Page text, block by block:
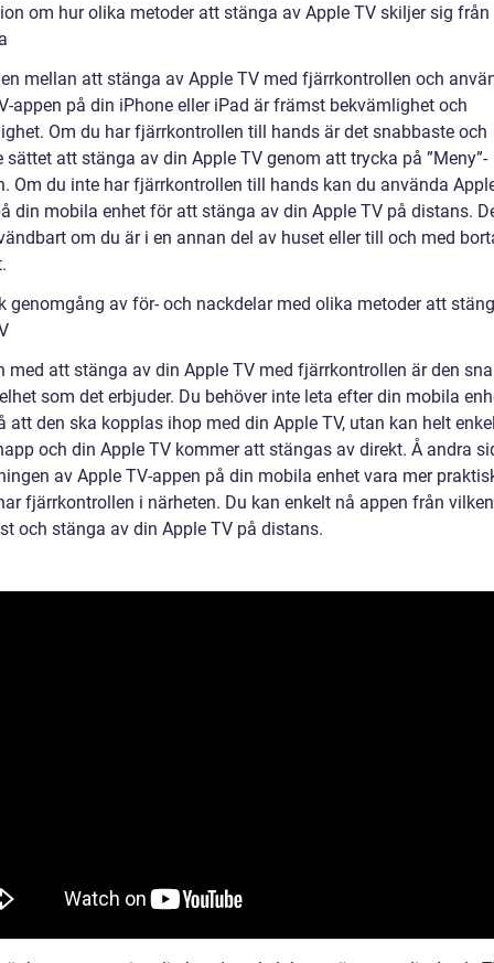
om hur olika metoder att stänga av Apple TV skiljer sig från
mellan att stänga av Apple TV med fjärrkontrollen och
appen på din iPhone eller iPad är främst bekvämlighet och
Om du har fjärrkontrollen till hands är det snabbaste och
sättet att stänga av din Apple TV genom att trycka på ”Meny”-
Om du inte har fjärrkontrollen till hands kan du använda
din mobila enhet för att stänga av din Apple TV på distans.
om du är i en annan del av huset eller till och med
genomgång av för- och nackdelar med olika metoder att
med att stänga av din Apple TV med fjärrkontrollen är den
som det erbjuder. Du behöver inte leta efter din mobila
att den ska kopplas ihop med din Apple TV, utan kan helt
och din Apple TV kommer att stängas av direkt. Å andra
av Apple TV-appen på din mobila enhet vara mer
fjärrkontrollen i närheten. Du kan enkelt nå appen från
och stänga av din Apple TV på distans.